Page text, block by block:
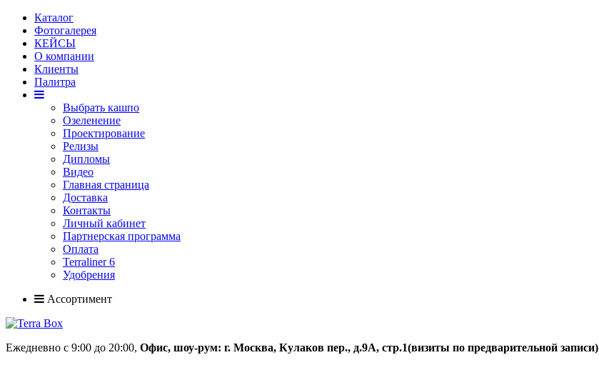
Каталог
Фотогалерея
КЕЙСЫ
О компании
Клиенты
Палитра
Выбрать кашпо
Озеленение
Проектирование
Релизы
Дипломы
Видео
Главная страница
Доставка
Контакты
Личный кабинет
Партнерская программа
Оплата
Terraliner 6
Удобрения
Ассортимент
Ежедневно с 9:00 до 20:00, Офис, шоу-рум: г. Москва, Кулаков пер., д.9А, стр.1(визиты по предварительной записи)